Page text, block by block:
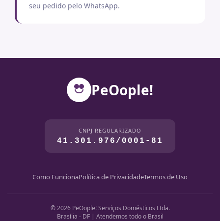
seu pedido pelo WhatsApp.
PeOople!
CNPJ REGULARIZADO
41.301.976/0001-81
Como FuncionaPolítica de PrivacidadeTermos de Uso
© 2026 PeOople! Serviços Domésticos Ltda.
Brasília - DF | Atendemos todo o Brasil